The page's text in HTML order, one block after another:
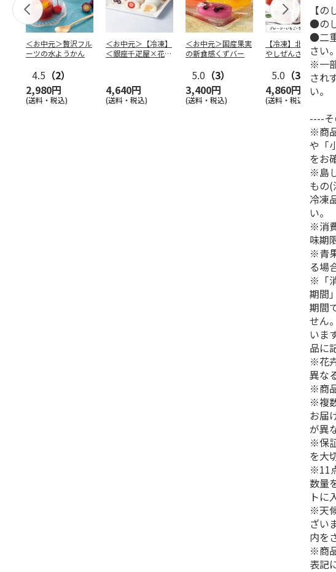
＜お中元＞贅沢フル
ーツの水ようかん
4.5 （2）
2,980円
(送料・税込)
＜お中元＞【冷凍】
＜銀座千疋屋×花園
4,640円
(送料・税込)
＜お中元＞国産果実
の新食感くずバー
5.0 （3）
3,400円
(送料・税込)
【冷凍】北海道 冷
やしぜんざい 3種6
5.0 （3）
4,860円
(送料・税込)
【の
●の
●二
さい。
※一
され
い。
----
※商
や「
をお
※島
もの(
冷凍
い。
※消
味期
※青
る場
※「
期間
期間
せん
いま
品に
※花
異な
※商
※複
お届
が異
※保
を大
※11
数量
トに
※天
ざい
内を
※商
表記